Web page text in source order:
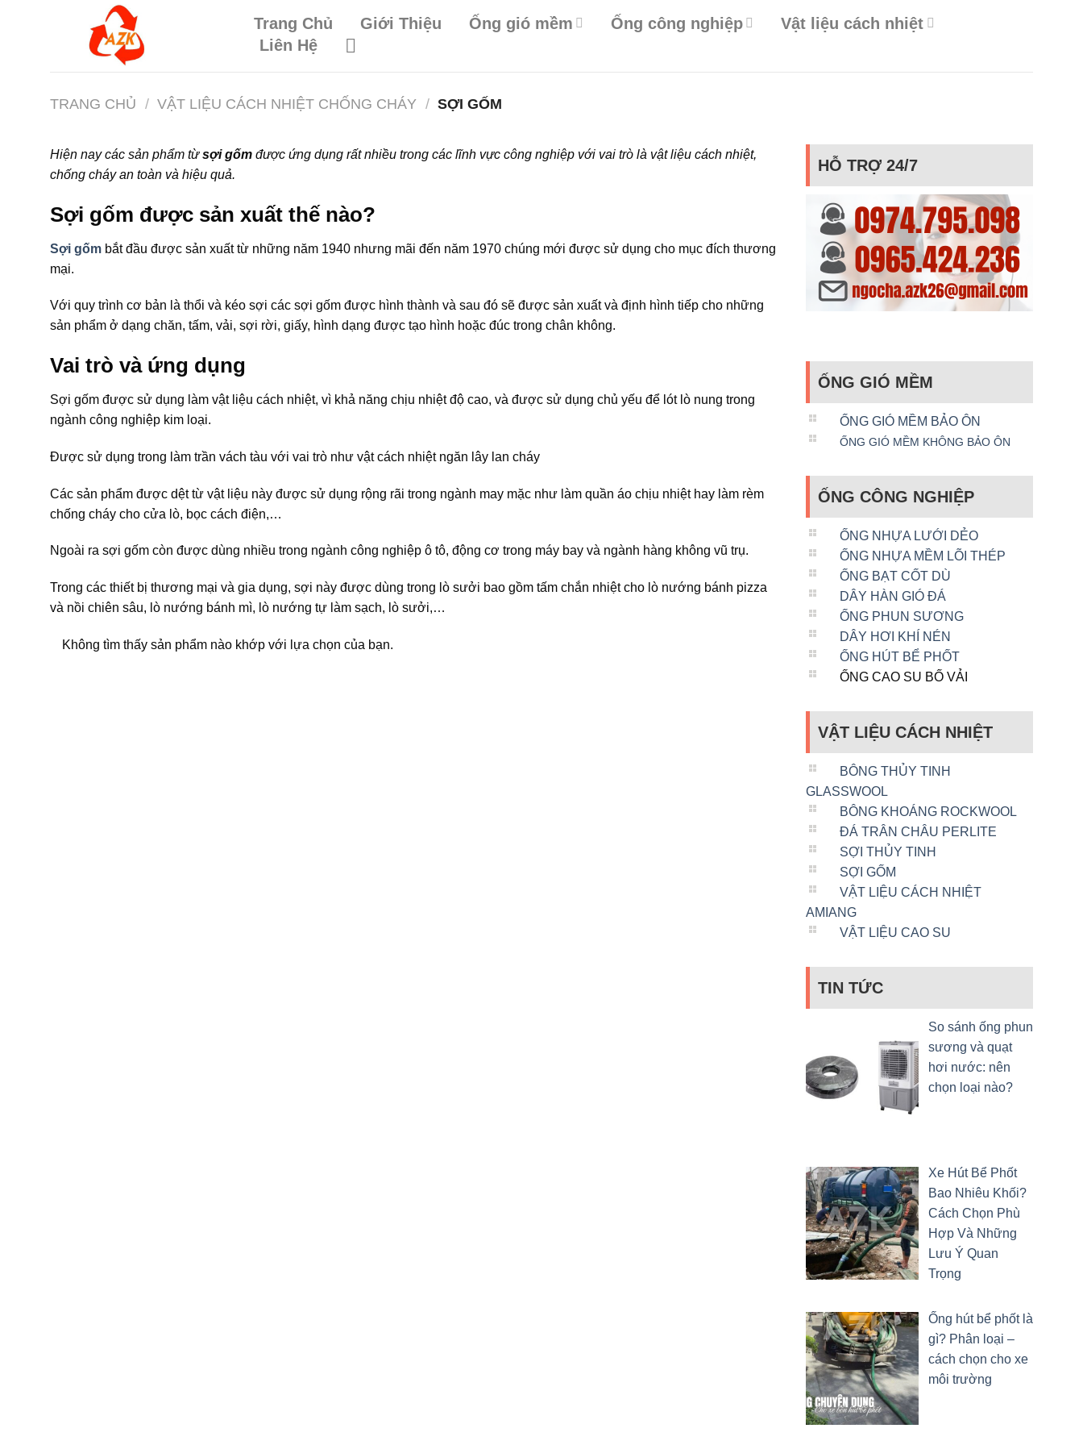
Trang Chủ Giới Thiệu Ống gió mềm Ống công nghiệp
Vật liệu cách nhiệt
Liên Hệ
TRANG CHỦ / VẬT LIỆU CÁCH NHIỆT CHỐNG CHÁY / SỢI GỐM
Hiện nay các sản phẩm từsợi gốm được ứng dụng rất nhiều trong các lĩnh vực công nghiệp với vai trò là vật liệu cách nhiệt,
chống cháy an toàn và hiệu quả.
Sợi gốm được sản xuất thế nào?
Sợi gốm bắt đầu được sản xuất từ những năm 1940 nhưng mãi đến năm 1970 chúng mới được sử dụng cho mục đích thương
mại.
Với quy trình cơ bản là thổi và kéo sợi các sợi gốm được hình thành và sau đó sẽ được sản xuất và định hình tiếp cho những
sản phẩm ở dạng chăn, tấm, vải, sợi rời, giấy, hình dạng được tạo hình hoặc đúc trong chân không.
Vai trò và ứng dụng
Sợi gốm được sử dụng làm vật liệu cách nhiệt, vì khả năng chịu nhiệt độ cao, và được sử dụng chủ yếu để lót lò nung trong
ngành công nghiệp kim loại.
Được sử dụng trong làm trần vách tàu với vai trò như vật cách nhiệt ngăn lây lan cháy
Các sản phẩm được dệt từ vật liệu này được sử dụng rộng rãi trong ngành may mặc như làm quần áo chịu nhiệt hay làm rèm
chống cháy cho cửa lò, bọc cách điện,…
Ngoài ra sợi gốm còn được dùng nhiều trong ngành công nghiệp ô tô, động cơ trong máy bay và ngành hàng không vũ trụ.
Trong các thiết bị thương mại và gia dụng, sợi này được dùng trong lò sưởi bao gồm tấm chắn nhiệt cho lò nướng bánh pizza
và nồi chiên sâu, lò nướng bánh mì, lò nướng tự làm sạch, lò sưởi,…
Không tìm thấy sản phẩm nào khớp với lựa chọn của bạn.
HỖ TRỢ 24/7
ỐNG GIÓ MỀM
ỐNG GIÓ MỀM BẢO ÔN
ỐNG GIÓ MỀM KHÔNG BẢO ÔN
ỐNG CÔNG NGHIỆP
ỐNG NHỰA LƯỚI DẺO
ỐNG NHỰA MỀM LÕI THÉP
ỐNG BẠT CỐT DÙ
DÂY HÀN GIÓ ĐÁ
ỐNG PHUN SƯƠNG
DÂY HƠI KHÍ NÉN
ỐNG HÚT BỂ PHỐT
ỐNG CAO SU BỐ VẢI
VẬT LIỆU CÁCH NHIỆT
BÔNG THỦY TINH
GLASSWOOL
BÔNG KHOÁNG ROCKWOOL
ĐÁ TRÂN CHÂU PERLITE
SỢI THỦY TINH
SỢI GỐM
VẬT LIỆU CÁCH NHIỆT
AMIANG
VẬT LIỆU CAO SU
TIN TỨC
So sánh ống phun
sương và quạt
hơi nước: nên
chọn loại nào?
Xe Hút Bể Phốt
Bao Nhiêu Khối?
Cách Chọn Phù
Hợp Và Những
Lưu Ý Quan
Trọng
Ống hút bể phốt là
gì? Phân loại –
cách chọn cho xe
môi trường